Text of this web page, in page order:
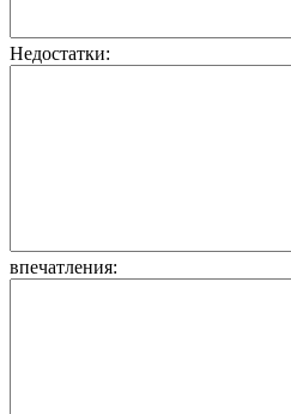
Недостатки:
впечатления: